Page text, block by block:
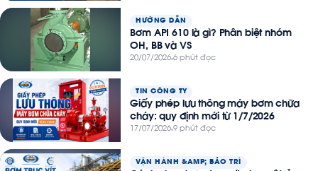
HƯỚNG DẪN
Bơm API 610 là gì? Phân biệt nhóm
OH, BB và VS
20/07/2026 6 phút đọc
TIN CÔNG TY
Giấy phép lưu thông máy bơm chữa
cháy: quy định mới từ 1/7/2026
17/07/2026 9 phút đọc
VẬN HÀNH &AMP; BẢO TRÌ